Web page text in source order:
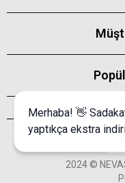
2024 ©
Merhaba! 👋
yaptıkça ekstra